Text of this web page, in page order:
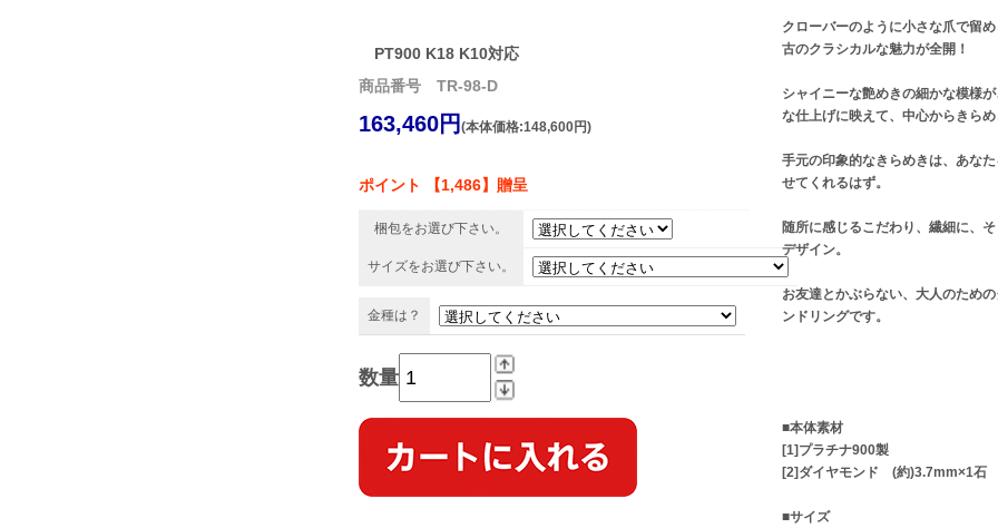
クローバーのように小さな爪で留
古のクラシカルな魅力が全開！
シャイニーな艶めきの細かな模様
な仕上げに映えて、中心からきらめ
手元の印象的なきらめきは、あな
せてくれるはず。
随所に感じるこだわり、繊細に、
デザイン。
お友達とかぶらない、大人のため
ンドリングです。
■本体素材
[1]プラチナ900製
[2]ダイヤモンド (約)3.7mm×1石
■サイズ
PT900 K18 K10対応
商品番号 TR-98-D
163,460円 (本体価格:148,600円)
ポイント 【1,486】贈呈
梱包をお選び下さい。
サイズをお選び下さい。
金種は？
数量